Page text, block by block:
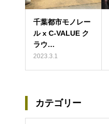
千葉都市モノレー
ル x C-VALUE ク
ラウ…
2023.3.1
カテゴリー